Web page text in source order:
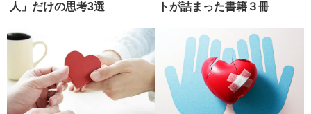
人」だけの思考3選
トが詰まった書籍３冊